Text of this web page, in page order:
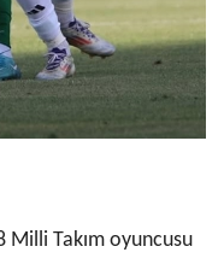
Milli Takım oyuncusu